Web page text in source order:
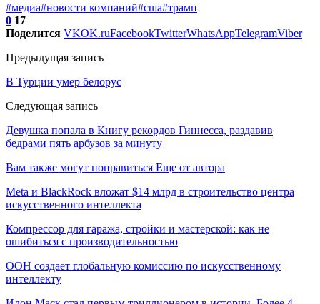
#медиа#новости компаний#сша#трамп
0 17
Поделится VKOK.ruFacebookTwitterWhatsAppTelegramViber
Предыдущая запись
В Турции умер белорус
Следующая запись
Девушка попала в Книгу рекордов Гиннесса, раздавив
бедрами пять арбузов за минуту
Вам также могут понравиться Еще от автора
Meta и BlackRock вложат $14 млрд в строительство центра
искусственного интеллекта
Компрессор для гаража, стройки и мастерской: как не
ошибиться с производительностью
ООН создает глобальную комиссию по искусственному
интеллекту